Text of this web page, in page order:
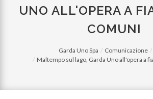
UNO ALL'OPERA A
COMUNI
Garda Uno Spa Comunicazione
Maltempo sul lago, Garda Uno all'opera a